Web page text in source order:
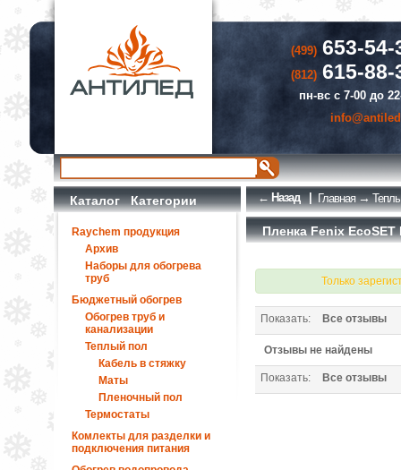
(499)653-54-
(812)615-88-
пн-вс с 7-00 до
Каталог Категории
Raychem продукция
Архив
Наборы для обогрева
труб
Бюджетный обогрев
Обогрев труб и
канализации
Теплый пол
Кабель в стяжку
Маты
Пленочный пол
Термостаты
Комлекты для разделки и
подключения питания
← Назад | Главная→
Пленка Fenix
Только
Показать: Все отзывы
Отзывы не найдены
Показать: Все отзывы